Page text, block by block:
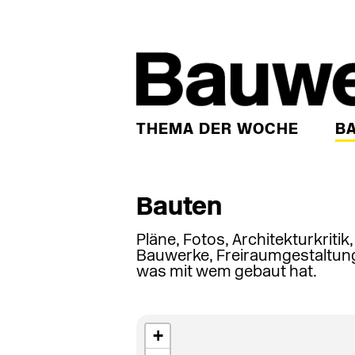
THEMA DER WOCHE
Bauten
Pläne, Fotos,
Bauwerke,
was mit wem gebaut hat.
+